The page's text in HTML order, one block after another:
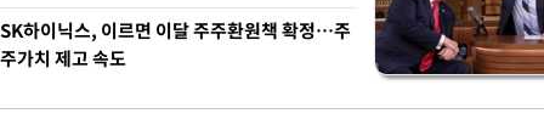
SK하이닉스, 이르면 이달 주주환원책 확정…주
주가치 제고 속도